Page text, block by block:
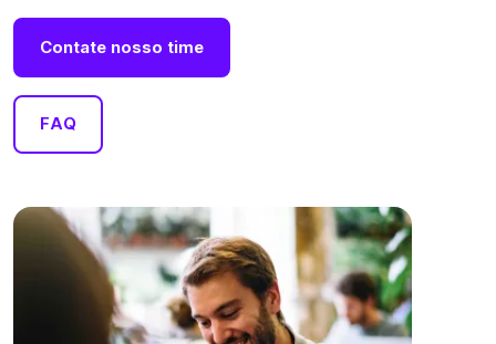
Contate nosso time
FAQ